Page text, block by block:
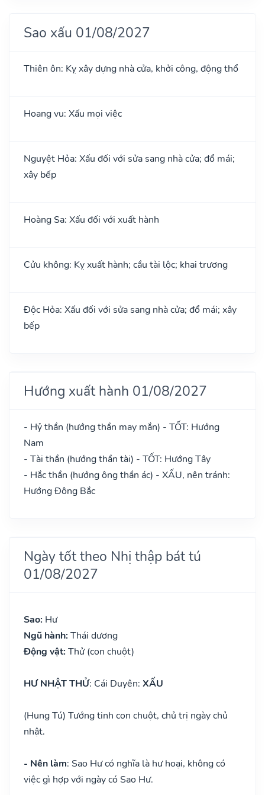
Sao xấu 01/08/2027
Thiên ôn: Kỵ xây dựng nhà cửa, khởi công, động thổ
Hoang vu: Xấu mọi việc
Nguyệt Hỏa: Xấu đối với sửa sang nhà cửa; đổ mái;
xây bếp
Hoàng Sa: Xấu đối với xuất hành
Cửu không: Kỵ xuất hành; cầu tài lộc; khai trương
Độc Hỏa: Xấu đối với sửa sang nhà cửa; đổ mái; xây
bếp
Hướng xuất hành 01/08/2027
- Hỷ thần (hướng thần may mắn) - TỐT: Hướng
Nam
- Tài thần (hướng thần tài) - TỐT: Hướng Tây
- Hắc thần (hướng ông thần ác) - XẤU, nên tránh:
Hướng Đông Bắc
Ngày tốt theo Nhị thập bát tú
01/08/2027
Sao: Hư
Ngũ hành: Thái dương
Động vật: Thử (con chuột)
HƯ NHẬT THỬ: Cái Duyên: XẤU
(Hung Tú) Tướng tinh con chuột, chủ trị ngày chủ
nhật.
- Nên làm: Sao Hư có nghĩa là hư hoại, không có
việc gì hợp với ngày có Sao Hư.